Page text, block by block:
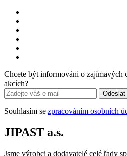
Chcete být informováni o zajímavých
akcích?
Odeslat
Souhlasím se zpracováním osobních
JIPAST a.s.
Jsme výrobci a dodavatelé celé řady